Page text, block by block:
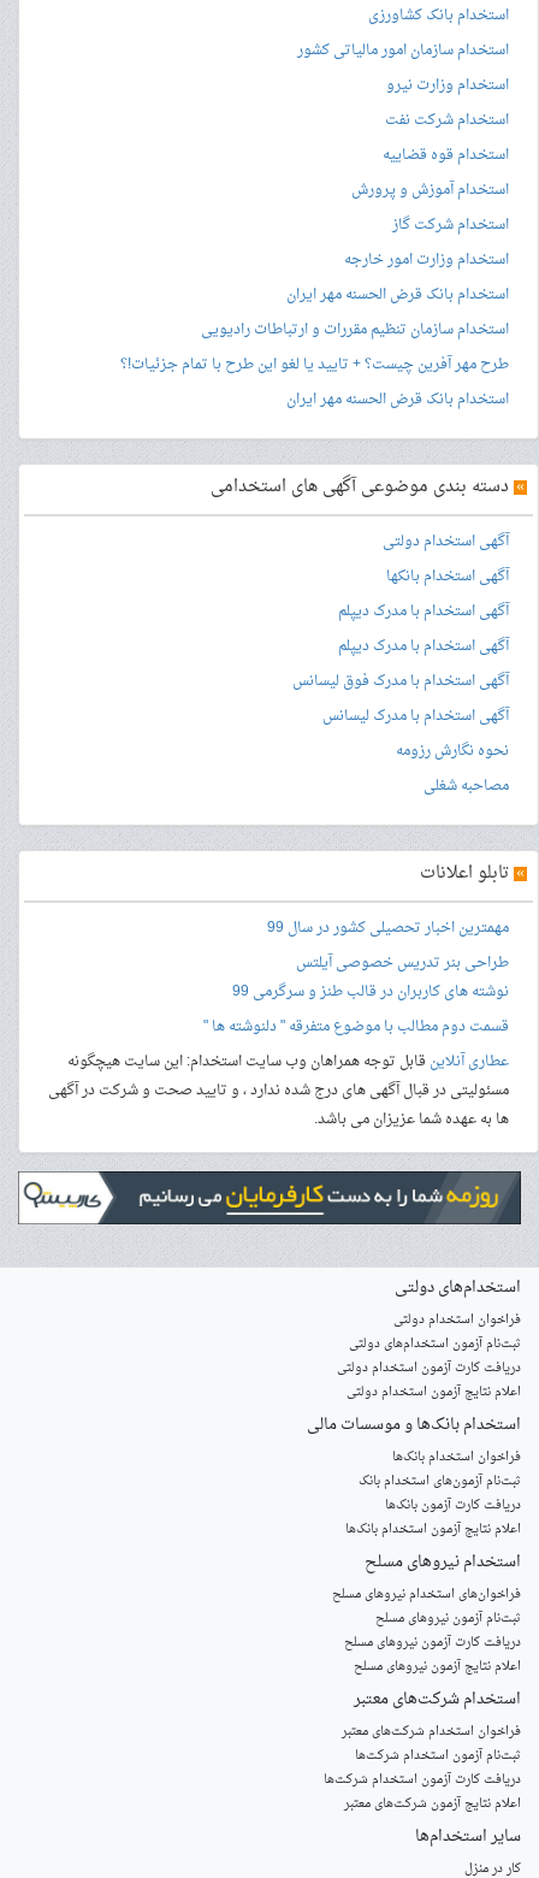
استخدام بانک کشاورزی
استخدام سازمان امور مالیاتی کشور
استخدام وزارت نیرو
استخدام شرکت نفت
استخدام قوه قضاییه
استخدام آموزش و پرورش
استخدام شرکت گاز
استخدام وزارت امور خارجه
استخدام بانک قرض الحسنه مهر ایران
استخدام سازمان تنظیم مقررات و ارتباطات رادیویی
طرح مهر آفرین چیست؟ + تایید یا لغو این طرح با تمام جزئیات!؟
استخدام بانک قرض الحسنه مهر ایران
» دسته بندی موضوعی آگهی های استخدامی
آگهی استخدام دولتی
آگهی استخدام بانکها
آگهی استخدام با مدرک دیپلم
آگهی استخدام با مدرک دیپلم
آگهی استخدام با مدرک فوق لیسانس
آگهی استخدام با مدرک لیسانس
نحوه نگارش رزومه
مصاحبه شغلی
» تابلو اعلانات
مهمترین اخبار تحصیلی کشور در سال 99
طراحی بنرتدریس خصوصی آیلتس
نوشته های کاربران در قالب طنز و سرگرمی 99
قسمت دوم مطالب با موضوع متفرقه " دلنوشته ها "
عطاری آنلاینقابل توجه همراهان وب سایت استخدام: این سایت هیچگونه
مسئولیتی در قبال آگهی های درج شده ندارد ، و تایید صحت و شرکت در آگهی
ها به عهده شما عزیزان می باشد.
استخدام‌های دولتی
فراخوان استخدام دولتی
ثبت‌نام آزمون‌ استخدام‌های دولتی
دریافت کارت آزمون استخدام دولتی
اعلام نتایج آزمون استخدام دولتی
استخدام‌ بانک‌ها و موسسات مالی
فراخوان استخدام بانک‌ها
‌ثبت‌نام آزمون‌های استخدام بانک
دریافت کارت آزمون بانک‌ها
اعلام نتایج آزمون استخدام بانک‌ها
استخدام‌ نیروهای مسلح
‌فراخوان‌های استخدام‌ نیروهای مسلح
ثبت‌نام آزمون نیروهای مسلح
دریافت کارت آزمون نیروهای مسلح
اعلام نتایج آزمون نیروهای مسلح
استخدام‌ شرکت‌های معتبر
فراخوان استخدام شرکت‌های معتبر
ثبت‌نام آزمون استخدام شرکت‌ها
دریافت کارت آزمون استخدام شرکت‌ها
اعلام نتایج آزمون شرکت‌های معتبر
سایر استخدام‌ها
کار در منزل